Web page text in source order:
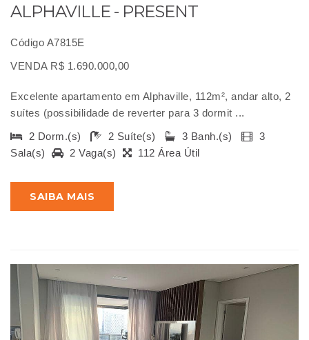
ALPHAVILLE - PRESENT
Código A7815E
VENDA R$ 1.690.000,00
Excelente apartamento em Alphaville, 112m², andar alto, 2
suítes (possibilidade de reverter para 3 dormit ...
2 Dorm.(s)
2 Suíte(s) 3 Banh.(s)
3
Sala(s)
2 Vaga(s) 112 Área Útil
SAIBA MAIS